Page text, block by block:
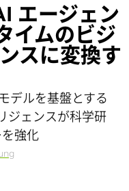
エージェン
イムのビジ
スに変換す
デルを基盤とする
ジェンスが科学研
強化